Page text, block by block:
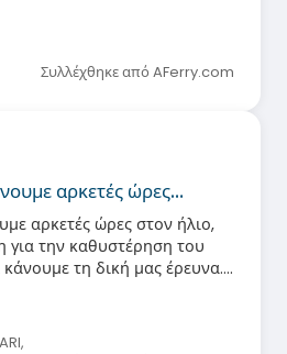
Συλλέχθηκε από AFerry.com
αρκετές ώρες…
αρκετές ώρες στον ήλιο,
για την καθυστέρηση του
τη δική μας έρευνα.
,